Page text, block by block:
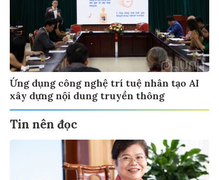
Ứng dụng công nghệ trí tuệ nhân tạo AI
xây dựng nội dung truyền thông
Tin nên đọc